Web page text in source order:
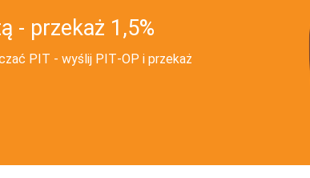
- przekaż 1,5%
PIT - wyślij PIT‑OP i przekaż